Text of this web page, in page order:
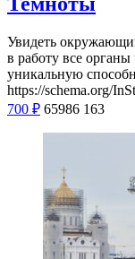
Увидеть
в работу все
уникальную
https://schema.org/
700 ₽ 65986 163